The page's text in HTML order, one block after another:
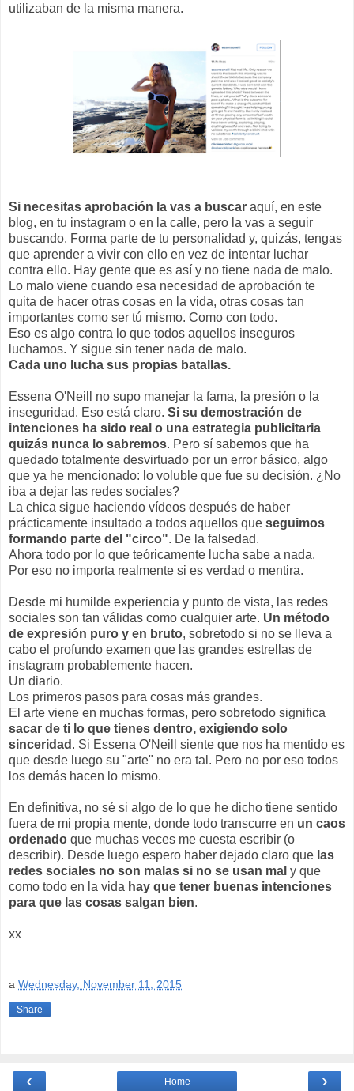
utilizaban de la misma manera.
Si necesitas aprobación la vas a buscar aquí, en este
blog, en tu instagram o en la calle, pero la vas a seguir
buscando. Forma parte de tu personalidad y, quizás, tengas
que aprender a vivir con ello en vez de intentar luchar
contra ello. Hay gente que es así y no tiene nada de malo.
Lo malo viene cuando esa necesidad de aprobación te
quita de hacer otras cosas en la vida, otras cosas tan
importantes como ser tú mismo. Como con todo.
Eso es algo contra lo que todos aquellos inseguros
luchamos. Y sigue sin tener nada de malo.
Cada uno lucha sus propias batallas.
Essena O'Neill no supo manejar la fama, la presión o la
inseguridad. Eso está claro. Si su demostración de
intenciones ha sido real o una estrategia publicitaria
quizás nunca lo sabremos. Pero sí sabemos que ha
quedado totalmente desvirtuado por un error básico, algo
que ya he mencionado: lo voluble que fue su decisión. ¿No
iba a dejar las redes sociales?
La chica sigue haciendo vídeos después de haber
prácticamente insultado a todos aquellos que seguimos
formando parte del "circo". De la falsedad.
Ahora todo por lo que teóricamente lucha sabe a nada.
Por eso no importa realmente si es verdad o mentira.
Desde mi humilde experiencia y punto de vista, las redes
sociales son tan válidas como cualquier arte. Un método
de expresión puro y en bruto, sobretodo si no se lleva a
cabo el profundo examen que las grandes estrellas de
instagram probablemente hacen.
Un diario.
Los primeros pasos para cosas más grandes.
El arte viene en muchas formas, pero sobretodo significa
sacar de ti lo que tienes dentro, exigiendo solo
sinceridad . Si Essena O'Neill siente que nos ha mentido es
que desde luego su "arte" no era tal. Pero no por eso todos
los demás hacen lo mismo.
En definitiva, no sé si algo de lo que he dicho tiene sentido
fuera de mi propia mente, donde todo transcurre en un caos
ordenado que muchas veces me cuesta escribir (o
describir). Desde luego espero haber dejado claro que las
redes sociales no son malas si no se usan mal y que
como todo en la vida hay que tener buenas intenciones
para que las cosas salgan bien.
xx
a Wednesday, November 11, 2015
Share
‹ ›
Home